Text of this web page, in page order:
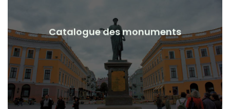
Catalogue des monuments
Monuments, œuvres d'art avant et après le début de la
guerre
Voir les détails